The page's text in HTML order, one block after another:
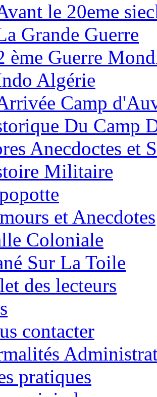
le 20eme
Grande Guerre
ème Guerre
Algérie
Camp
Du Camp
Anecdoctes et
Militaire
et Anecdotes
Coloniale
Sur La Toile
des lecteurs
contacter
pratiques